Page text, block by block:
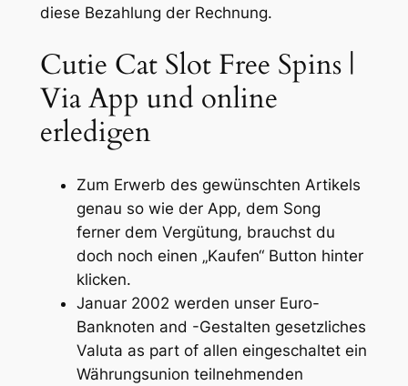
diese Bezah­lung der Rech­nung.
Cutie Cat Slot Free Spins |
Via App und online
erledigen
Zum Erwerb des gewünschten Artikels
genau so wie der App, dem Song
ferner dem Vergütung, brauchst du
doch noch einen „Kaufen“ Button hinter
klicken.
Januar 2002 werden unser Euro-
Banknoten and -Gestalten gesetzliches
Valuta as part of allen eingeschaltet ein
Währungsunion teilnehmenden